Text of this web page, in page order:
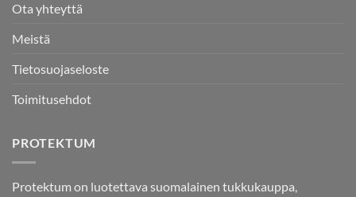
Ota yhteyttä
Meistä
Tietosuojaseloste
Toimitusehdot
PROTEKTUM
Protektum on luotettava suomalainen tukkukauppa,